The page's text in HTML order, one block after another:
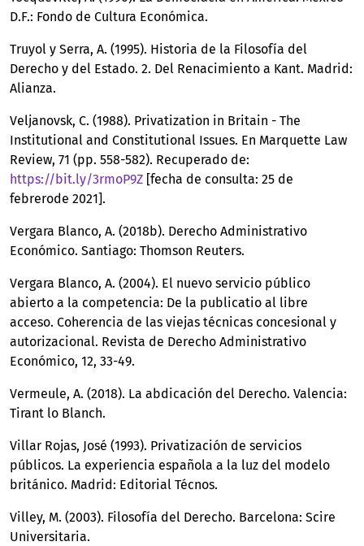
D.F.: Fondo de Cultura Económica.
Truyol y Serra, A. (1995). Historia de la Filosofía del
Derecho y del Estado. 2. Del Renacimiento a Kant. Madrid:
Alianza.
Veljanovsk, C. (1988). Privatization in Britain - The
Institutional and Constitutional Issues. En Marquette Law
Review, 71 (pp. 558-582). Recuperado de:
https://bit.ly/3rmoP9Z [fecha de consulta: 25 de
febrerode 2021].
Vergara Blanco, A. (2018b). Derecho Administrativo
Económico. Santiago: Thomson Reuters.
Vergara Blanco, A. (2004). El nuevo servicio público
abierto a la competencia: De la publicatio al libre
acceso. Coherencia de las viejas técnicas concesional y
autorizacional. Revista de Derecho Administrativo
Económico, 12, 33-49.
Vermeule, A. (2018). La abdicación del Derecho. Valencia:
Tirant lo Blanch.
Villar Rojas, José (1993). Privatización de servicios
públicos. La experiencia española a la luz del modelo
británico. Madrid: Editorial Técnos.
Villey, M. (2003). Filosofía del Derecho. Barcelona: Scire
Universitaria.